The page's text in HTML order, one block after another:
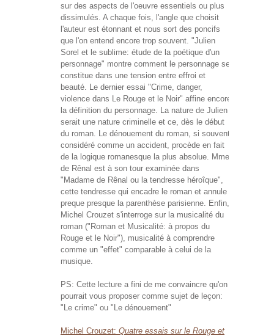
sur des aspects de l'oeuvre essentiels ou plus
dissimulés. A chaque fois, l'angle que choisit
l'auteur est étonnant et nous sort des poncifs
que l'on entend encore trop souvent. "Julien
Sorel et le sublime: étude de la poétique d'un
personnage" montre comment le personnage se
constitue dans une tension entre effroi et
beauté. Le dernier essai "Crime, danger,
violence dans Le Rouge et le Noir" affine encore
la définition du personnage. La nature de Julien
serait une nature criminelle et ce, dès le début
du roman. Le dénouement du roman, si souvent
considéré comme un accident, procède en fait
de la logique romanesque la plus absolue. Mme
de Rênal est à son tour examinée dans
"Madame de Rênal ou la tendresse héroîque",
cette tendresse qui encadre le roman et annule
preque presque la parenthèse parisienne. Enfin,
Michel Crouzet s'interroge sur la musicalité du
roman ("Roman et Musicalité: à propos du
Rouge et le Noir"), musicalité à comprendre
comme un "effet" comparable à celui de la
musique.
PS: Cette lecture a fini de me convaincre qu'on
pourrait vous proposer comme sujet de leçon:
"Le crime" ou "Le dénouement"
Michel Crouzet: Quatre essais sur le Rouge et